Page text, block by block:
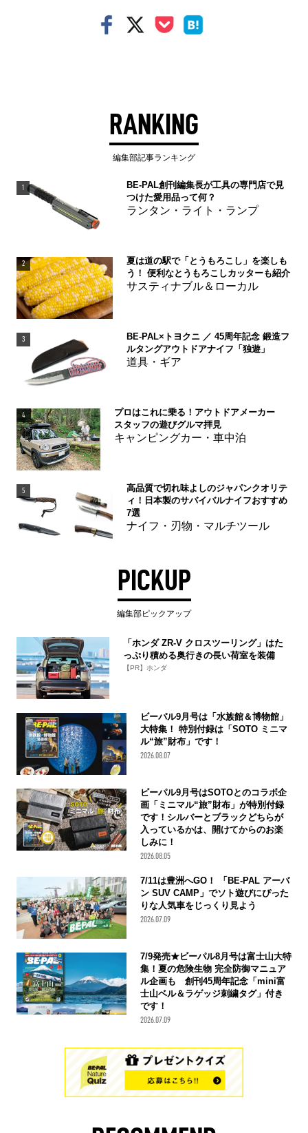
RANKING
編集部記事ランキング
1
BE-PAL創刊編集長が工具の専門店で見
つけた愛用品って何？
ランタン・ライト・ランプ
2
夏は道の駅で「とうもろこし」を楽しも
う！ 便利なとうもろこしカッターも紹介
サスティナブル＆ローカル
3
BE-PAL×トヨクニ ／ 45周年記念 鍛造フ
ルタングアウトドアナイフ「独遊」
道具・ギア
4
プロはこれに乗る！アウトドアメーカー
スタッフの遊びグルマ拝見
キャンピングカー・車中泊
5
高品質で切れ味よしのジャパンクオリテ
ィ！日本製のサバイバルナイフおすすめ
7選
ナイフ・刃物・マルチツール
PICKUP
編集部ピックアップ
「ホンダ ZR-V クロスツーリング」はた
っぷり積める奥行きの長い荷室を装備
【PR】ホンダ
ビーパル9月号は「水族館＆博物館」
大特集！ 特別付録は「SOTO ミニマ
ル“旅”財布」です！
2026.08.07
ビーパル9月号はSOTOとのコラボ企
画「ミニマル“旅”財布」が特別付録
です！シルバーとブラックどちらが
入っているかは、開けてからのお楽
しみに！
2026.08.05
7/11は豊洲へGO！ 「BE-PAL アーバ
ン SUV CAMP」でソト遊びにぴった
りな人気車をじっくり見よう
2026.07.09
7/9発売★ビーパル8月号は富士山大特
集！夏の危険生物 完全防御マニュア
ル企画も 創刊45周年記念「mini富
士山ベル＆ラゲッジ刺繍タグ」付き
です！
2026.07.09